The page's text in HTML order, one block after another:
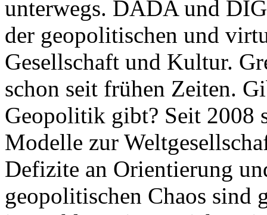
unterwegs. DADA und
der geopolitischen und
Gesellschaft und Kultur.
schon seit frühen Zeiten.
Geopolitik gibt? Seit 2008
Modelle zur
Defizite an Orientierung
geopolitischen Chaos sind